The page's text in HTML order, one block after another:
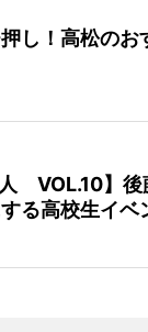
し！高松のお
VOL.10】後
る高校生イベ